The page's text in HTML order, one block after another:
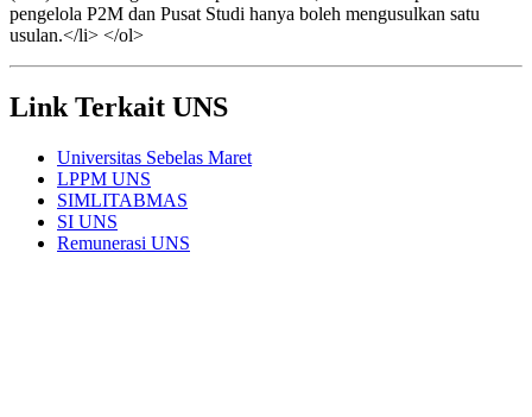
pengelola P2M dan Pusat Studi hanya boleh mengusulkan satu
usulan.</li> </ol>
Link Terkait UNS
Universitas Sebelas Maret
LPPM UNS
SIMLITABMAS
SI UNS
Remunerasi UNS